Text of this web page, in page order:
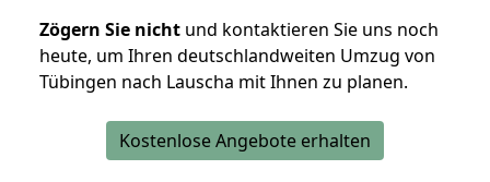
Zögern Sie nicht und kontaktieren Sie uns noch
heute, um Ihren deutschlandweiten Umzug von
Tübingen nach Lauscha mit Ihnen zu planen.
Kostenlose Angebote erhalten